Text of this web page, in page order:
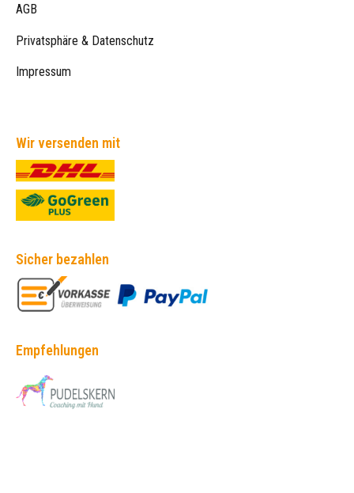
AGB
Privatsphäre & Datenschutz
Impressum
Wir versenden mit
Sicher bezahlen
Empfehlungen